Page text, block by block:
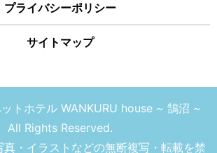
プライバシーポリシー
サイトマップ
トホテル WANKURU house ~ 鵠沼 ~
All Rights Reserved.
真・イラストなどの無断複写・転載を禁